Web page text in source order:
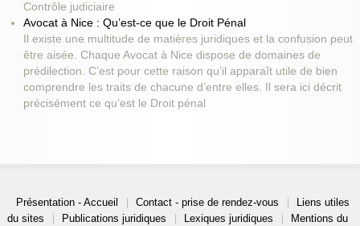
Contrôle judiciaire
Avocat à Nice : Qu’est-ce que le Droit Pénal
Il existe une multitude de matières juridiques et la confusion peut
être aisée. Chaque Avocat à Nice dispose de domaines de
prédilection. C’est pour cette raison qu’il apparaît utile de bien
comprendre les traits de chacune d’entre elles. Il sera ici décrit
précisément ce qu’est le Droit pénal
Présentation - Accueil Contact - prise de rendez-vous
Liens utiles
du sites
Publications juridiques Lexiques juridiques
Mentions du